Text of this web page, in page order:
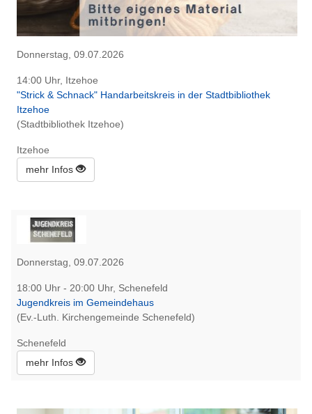
Donnerstag, 09.07.2026
14:00 Uhr, Itzehoe
"Strick & Schnack" Handarbeitskreis in der Stadtbibliothek
Itzehoe
(Stadtbibliothek Itzehoe)
Itzehoe
mehr Infos
Donnerstag, 09.07.2026
18:00 Uhr - 20:00 Uhr, Schenefeld
Jugendkreis im Gemeindehaus
(Ev.-Luth. Kirchengemeinde Schenefeld)
Schenefeld
mehr Infos